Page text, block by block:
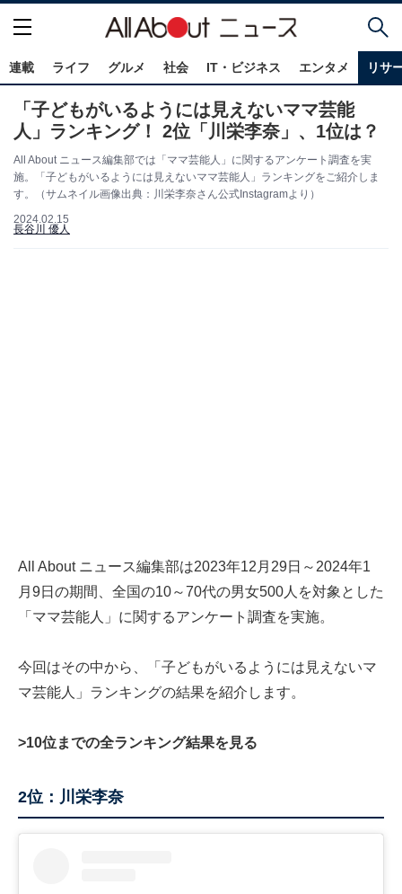
連載 ライフ グルメ 社会 IT・ビジネス エンタメ リサ
「子どもがいるようには見えないママ芸能
人」ランキング！ 2位「川栄李奈」、1位は？
All About ニュース編集部では「ママ芸能人」に関するアンケート調査を実
施。「子どもがいるようには見えないママ芸能人」ランキングをご紹介しま
す。（サムネイル画像出典：川栄李奈さん公式Instagramより）
2024.02.15
長谷川 優人
All About ニュース編集部は2023年12月29日～2024年1
月9日の期間、全国の10～70代の男女500人を対象とした
「ママ芸能人」に関するアンケート調査を実施。
今回はその中から、「子どもがいるようには見えないマ
マ芸能人」ランキングの結果を紹介します。
>10位までの全ランキング結果を見る
2位：川栄李奈